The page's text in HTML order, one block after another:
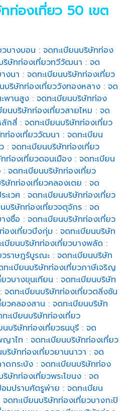
ท่องเที่ยว 50 เขต
บางบอน :จดทะเบียนบริษัทท่อง
ริษัทท่องเที่ยวทวีวัฒนา :จด
งนา :จดทะเบียนบริษัทท่องเที่ยว
บริษัทท่องเที่ยววังทองหลาง :จด
พานสูง :จดทะเบียนบริษัทท่อง
ยนบริษัทท่องเที่ยวสายไหม :จด
ลักสี่ :จดทะเบียนบริษัทท่องเที่ยว
ท่องเที่ยววัฒนา :จดทะเบียน
:จดทะเบียนบริษัทท่องเที่ยว
ท่องเที่ยวดอนเมือง :จดทะเบียน
:จดทะเบียนบริษัทท่องเที่ยว
ษัทท่องเที่ยวคลองเตย :จด
ะเวศ :จดทะเบียนบริษัทท่องเที่ยว
บริษัทท่องเที่ยวจตุจักร :จด
งซื่อ :จดทะเบียนบริษัทท่องเที่ยว
องเที่ยวบึงกุ่ม :จดทะเบียนบริษัท
เบียนบริษัทท่องเที่ยวบางพลัด :
ราษฎร์บูรณะ :จดทะเบียนบริษัท
ทะเบียนบริษัทท่องเที่ยวภาษีเจริญ
วบางขุนเทียน :จดทะเบียนบริษัท
:จดทะเบียนบริษัทท่องเที่ยวตลิ่งชัน
วคลองสาน :จดทะเบียนบริษัท
ะเบียนบริษัทท่องเที่ยว
นบริษัทท่องเที่ยวธนบุรี :จด
ญาไท :จดทะเบียนบริษัทท่องเที่ยว
บริษัทท่องเที่ยวยานนาวา :จด
ดกระบัง :จดทะเบียนบริษัทท่อง
ริษัทท่องเที่ยวพระโขนง :จด
มปราบศัตรูพ่าย :จดทะเบียน
จดทะเบียนบริษัทท่องเที่ยวบางกะปิ